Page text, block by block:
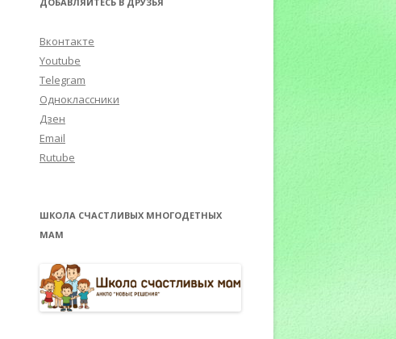
Вконтакте
Youtube
Telegram
Одноклассники
Дзен
Email
Rutube
ШКОЛА СЧАСТЛИВЫХ МНОГОДЕТНЫХ
МАМ